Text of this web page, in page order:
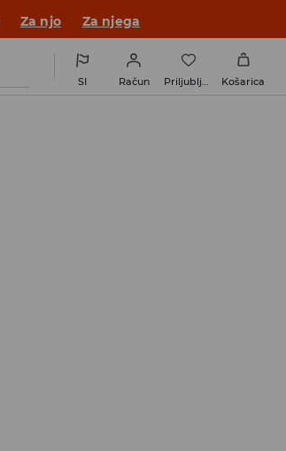
Za njo Za njega
SI Račun Priljubljene Košarica